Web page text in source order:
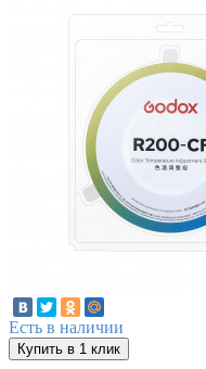
Есть в наличии
Купить в 1 клик